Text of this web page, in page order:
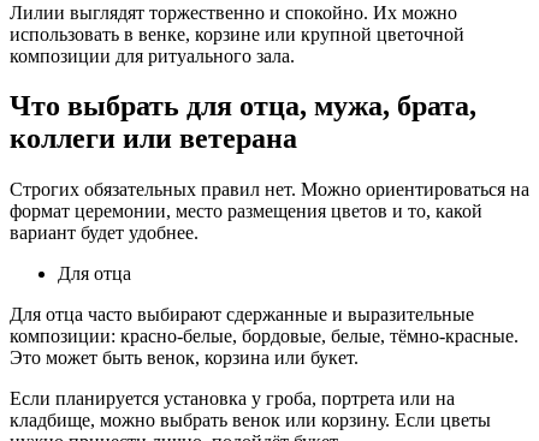
Лилии выглядят торжественно и спокойно. Их можно
использовать в венке, корзине или крупной цветочной
композиции для ритуального зала.
Что выбрать для отца, мужа, брата,
коллеги или ветерана
Строгих обязательных правил нет. Можно ориентироваться на
формат церемонии, место размещения цветов и то, какой
вариант будет удобнее.
Для отца
Для отца часто выбирают сдержанные и выразительные
композиции: красно-белые, бордовые, белые, тёмно-красные.
Это может быть венок, корзина или букет.
Если планируется установка у гроба, портрета или на
кладбище, можно выбрать венок или корзину. Если цветы